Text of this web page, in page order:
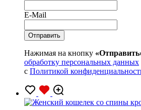
E-Mail
Нажимая на кнопку
обработку персональных данных
с Политикой